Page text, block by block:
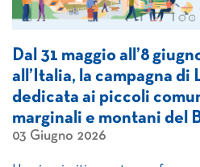
Dal 31 maggio all’8
all’Italia, la campagna di
dedicata ai piccoli
marginali e montani del
03 Giugno 2026